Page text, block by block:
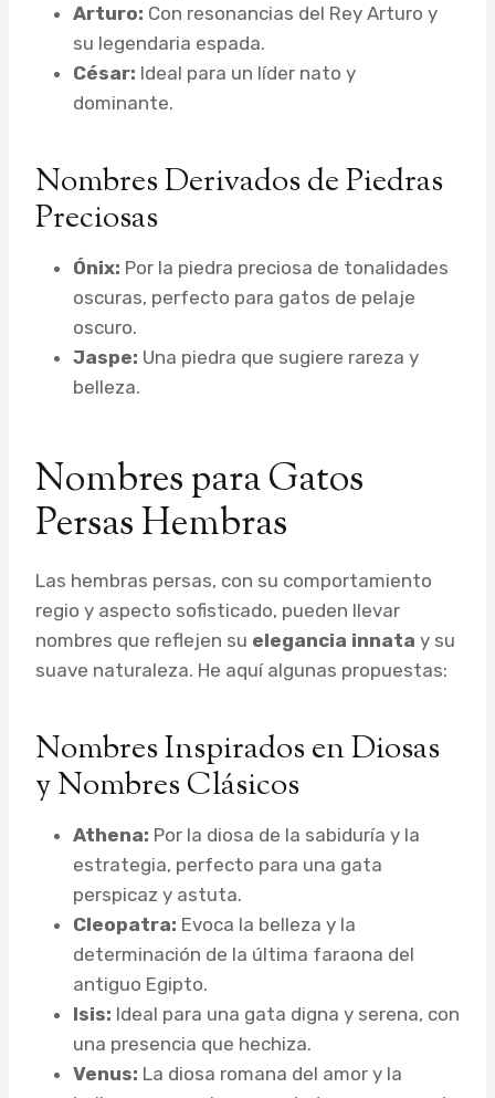
Arturo: Con resonancias del Rey Arturo y
su legendaria espada.
César: Ideal para un líder nato y
dominante.
Nombres Derivados de Piedras
Preciosas
Ónix: Por la piedra preciosa de tonalidades
oscuras, perfecto para gatos de pelaje
oscuro.
Jaspe: Una piedra que sugiere rareza y
belleza.
Nombres para Gatos
Persas Hembras
Las hembras persas, con su comportamiento
regio y aspecto sofisticado, pueden llevar
nombres que reflejen su elegancia innata y su
suave naturaleza. He aquí algunas propuestas:
Nombres Inspirados en Diosas
y Nombres Clásicos
Athena: Por la diosa de la sabiduría y la
estrategia, perfecto para una gata
perspicaz y astuta.
Cleopatra: Evoca la belleza y la
determinación de la última faraona del
antiguo Egipto.
Isis: Ideal para una gata digna y serena, con
una presencia que hechiza.
Venus: La diosa romana del amor y la